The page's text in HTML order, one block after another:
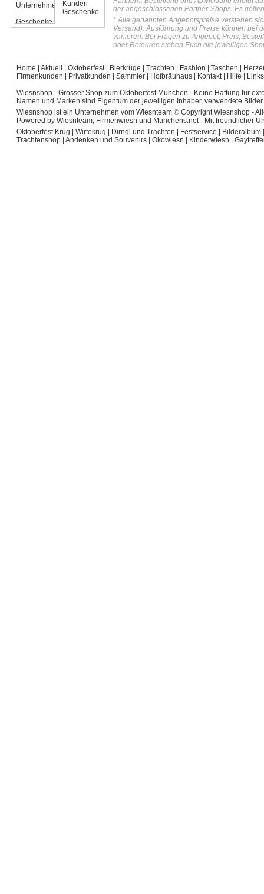
Kunden
Geschenke
der angeschlossenen Partner-Shops. Es
* Alle genannten Angebotspreise verstehen
Versand). Ausführung und Preise können bei
variieren. Bei Fragen zu Angebot, Preis,
oder Retouren stehen Euch die jeweiligen
Home Aktuell Oktoberfest| Bierkrüge Trachten Fashion Taschen
Firmenkunden
Privatkunden Sammler Hofbräuhaus Kontakt| Hilfe
Links
Wiesnshop - Grosser Shop zum Oktoberfest München - Keine Haftung für
Namen und Marken sind Eigentum der jeweiligen Inhaber, verwendete
Wiesnshop ist ein Unternehmen vom Wiesnteam © Copyright Wiesnshop -
Powered by Wiesnteam, Firmenwiesn und Münchens.net - Mit freundlicher
Oktoberfest Krug
Wirtekrug Dirndl und Trachten Festservice Bilderalbum
Trachtenshop Andenken und Souvenirs Ökowiesn Kinderwiesn